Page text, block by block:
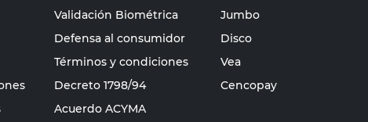
Validación Biométrica
Defensa al consumidor
Términos y condiciones
Decreto 1798/94
Acuerdo ACYMA
Jumbo
Disco
Vea
Cencopay